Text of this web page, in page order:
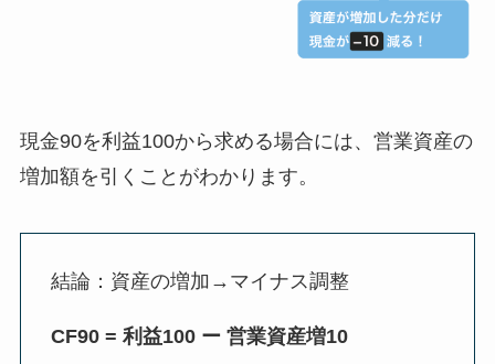
現金90を利益100から求める場合には、 営業資産の
増加額を引く ことがわかります。
結論：資産の増加→マイナス調整
CF90 = 利益100 ー 営業資産増10